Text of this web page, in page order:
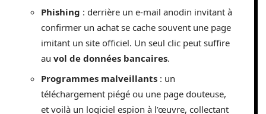
Phishing : derrière un e-mail anodin invitant à
confirmer un achat se cache souvent une page
imitant un site officiel. Un seul clic peut suffire
au vol de données bancaires.
Programmes malveillants : un
téléchargement piégé ou une page douteuse,
et voilà un logiciel espion à l’œuvre, collectant